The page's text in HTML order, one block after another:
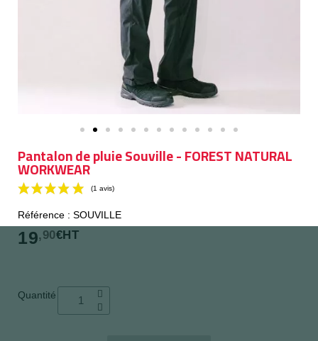
Pantalon de pluie Souville - FOREST NATURAL
WORKWEAR
Référence : SOUVILLE
19,90€HT
Quantité